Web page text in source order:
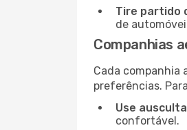
Tire partido
de
Companhias
Cada companhia
preferências.
Use
confortável.